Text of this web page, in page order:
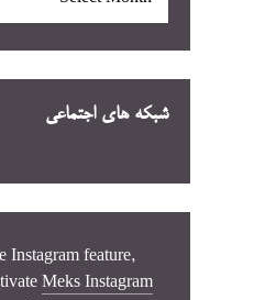
شبکه های اجتماعی
Instagram feature,
Meks Instagram